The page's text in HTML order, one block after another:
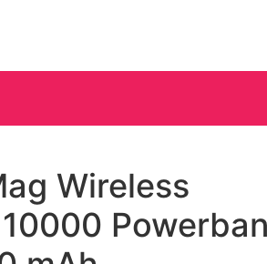
Wireless